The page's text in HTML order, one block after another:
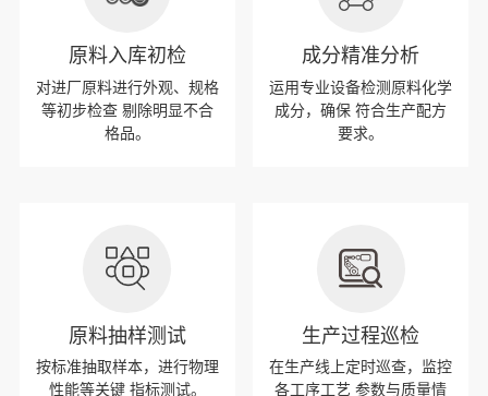
原料入库初检
对进厂原料进行外观、规格
等初步检查 剔除明显不合
格品。
成分精准分析
运用专业设备检测原料化学
成分，确保 符合生产配方
要求。
原料抽样测试
按标准抽取样本，进行物理
性能等关键 指标测试。
生产过程巡检
在生产线上定时巡查，监控
各工序工艺 参数与质量情